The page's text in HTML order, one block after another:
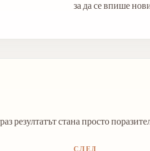
за да се впише
резултатът стана просто
СЛЕД